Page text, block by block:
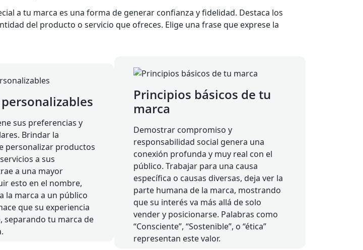
a tu marca es una forma de generar confianza y fidelidad. Destaca los
del producto o servicio que ofreces. Elige una frase que exprese la
sus preferencias y
Brindar la
personalizar productos
a sus
a una mayor
esto en el nombre,
la marca a un público
que su experiencia
separando tu marca de
Principios básicos de tu
marca
Demostrar compromiso y
responsabilidad social genera una
conexión profunda y muy real con el
público. Trabajar para una causa
específica o causas diversas, deja ver la
parte humana de la marca, mostrando
que su interés va más allá de solo
vender y posicionarse. Palabras como
“Consciente”, “Sostenible”, o “ética”
representan este valor.